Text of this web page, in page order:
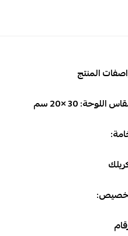
المنتج
اللوحة: 30 ×20 سم